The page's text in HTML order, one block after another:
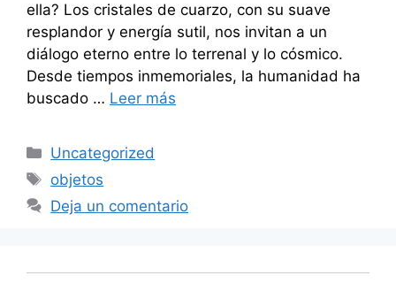
ella? Los cristales de cuarzo, con su suave
resplandor y energía sutil, nos invitan a un
diálogo eterno entre lo terrenal y lo cósmico.
Desde tiempos inmemoriales, la humanidad ha
buscado … Leer más
Categorías
Uncategorized
Etiquetas
objetos
Deja un comentario